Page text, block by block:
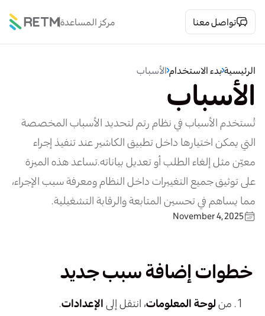
مركز المساعدة تواصل معنا
الرئيسية بدء الاستخدام الأسباب
الأسباب
تُستخدم الأسباب في نظام رتم لتحديد الأسباب المخصصة
التي يمكن اختيارها داخل تطبيق الكاشير عند تنفيذ إجراء
معيّن مثل إلغاء الطلب أو تعديل بياناته.تساعد هذه الميزة
على توثيق جميع التغييرات داخل النظام ومعرفة سبب الإجراء،
مما يساهم في تحسين المتابعة والرقابة التشغيلية.
November 4, 2025
خطوات إضافة سبب جديد
من لوحة المعلومات، انتقل إلى الإعدادات.